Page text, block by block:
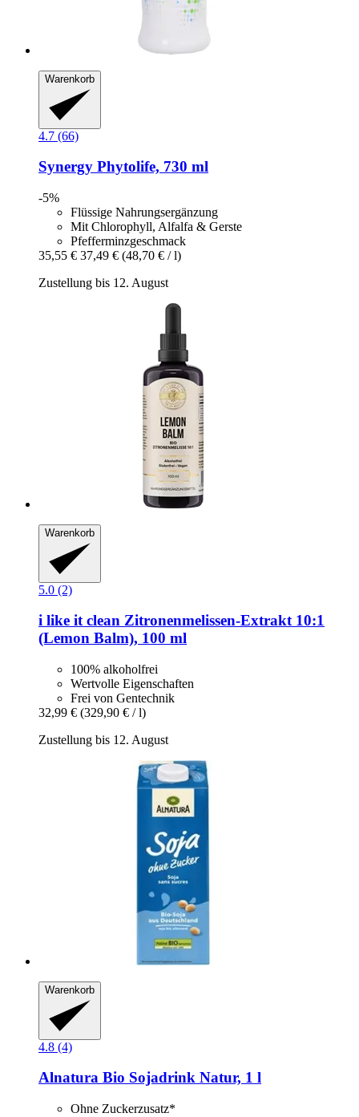
Warenkorb
4.7 (66)
Synergy Phytolife, 730 ml
-5%
Flüssige Nahrungsergänzung
Mit Chlorophyll, Alfalfa & Gerste
Pfefferminzgeschmack
35,55 € 37,49 € (48,70 € / l)
Zustellung bis 12. August
Warenkorb
5.0 (2)
i like it clean Zitronenmelissen-​Extrakt 10:1
(Lemon Balm), 100 ml
100% alkoholfrei
Wertvolle Eigenschaften
Frei von Gentechnik
32,99 € (329,90 € / l)
Zustellung bis 12. August
Warenkorb
4.8 (4)
Alnatura Bio Sojadrink Natur, 1 l
Ohne Zuckerzusatz*